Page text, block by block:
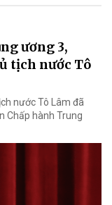
ương 3,
tịch nước Tô
nước Tô Lâm đã
Chấp hành Trung